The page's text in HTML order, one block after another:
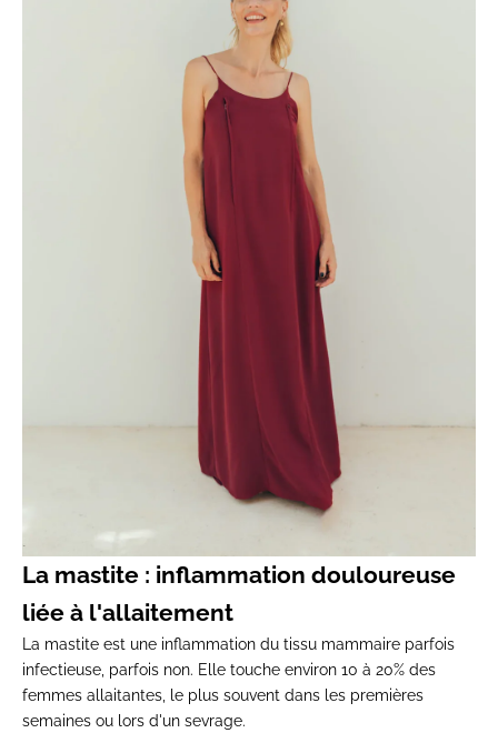
La mastite : inflammation douloureuse
liée à l'allaitement
La mastite est une inflammation du tissu mammaire parfois
infectieuse, parfois non. Elle touche environ 10 à 20% des
femmes allaitantes, le plus souvent dans les premières
semaines ou lors d'un sevrage.